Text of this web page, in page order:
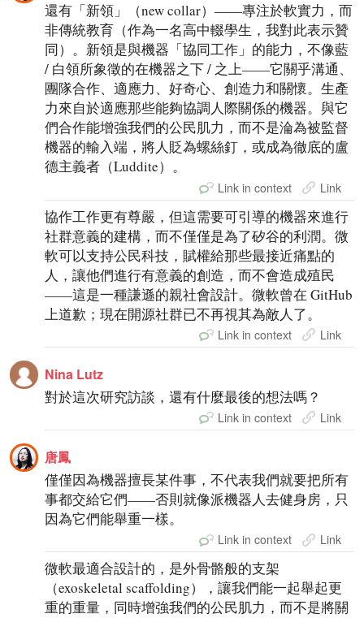
還有「新領」（new collar）——專注於軟實力，而
非傳統教育（作為一名高中輟學生，我對此表示贊
同）。新領是與機器「協同工作」的能力，不像藍
/ 白領所象徵的在機器之下 / 之上——它關乎溝通、
團隊合作、適應力、好奇心、創造力和關懷。生產
力來自於適應那些能夠協調人際關係的機器。與它
們合作能增強我們的公民肌力，而不是淪為被監督
機器的輸入端，將人貶為螺絲釘，或成為徹底的盧
德主義者（Luddite）。
Link in context Link
協作工作更有尊嚴，但這需要可引導的機器來進行
社群意義的建構，而不僅僅是為了矽谷的利潤。微
軟可以支持公民科技，賦權給那些最接近痛點的
人，讓他們進行有意義的創造，而不會造成殖民
——這是一種謙遜的親社會設計。微軟曾在 GitHub
上道歉；現在開源社群已不再視其為敵人了。
Link in context Link
Nina Lutz
對於這次研究訪談，還有什麼最後的想法嗎？
Link in context Link
唐鳳
僅僅因為機器擅長某件事，不代表我們就要把所有
事都交給它們——否則就像派機器人去健身房，只
因為它們能舉重一樣。
Link in context Link
微軟最適合設計的，是外骨骼般的支架
（exoskeletal scaffolding），讓我們能一起舉起更
重的重量，同時增強我們的公民肌力，而不是將關